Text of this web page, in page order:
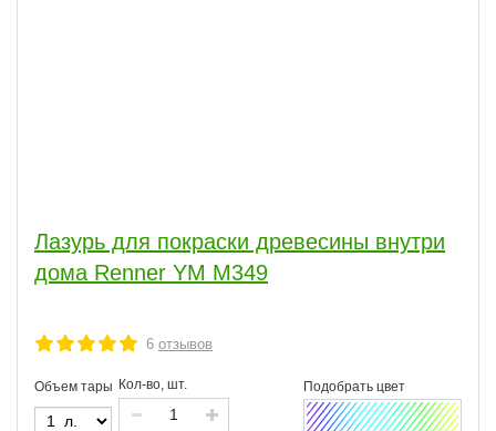
Лазурь для покраски древесины внутри
дома Renner YM M349
6 отзывов
Объем тары Кол-во, шт.